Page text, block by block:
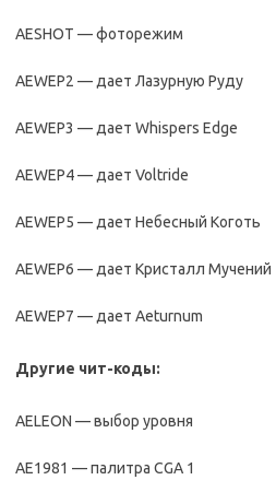
AESHOT — фоторежим
AEWEP2 — дает Лазурную Руду
AEWEP3 — дает Whispers Edge
AEWEP4 — дает Voltride
AEWEP5 — дает Небесный Коготь
AEWEP6 — дает Кристалл Мучений
AEWEP7 — дает Aeturnum
Другие чит-коды:
AELEON — выбор уровня
AE1981 — палитра CGA 1